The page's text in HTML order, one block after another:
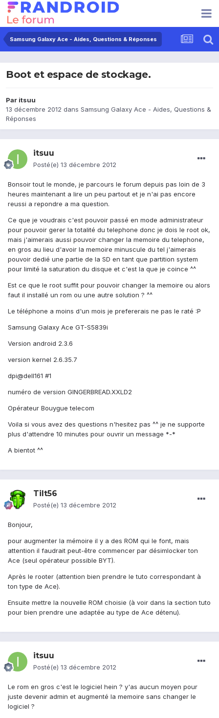
Samsung Galaxy Ace - Aides, Questions & Réponses
Boot et espace de stockage.
Par itsuu
13 décembre 2012 dans Samsung Galaxy Ace - Aides, Questions &
Réponses
itsuu
Posté(e) 13 décembre 2012
Bonsoir tout le monde, je parcours le forum depuis pas loin de 3
heures maintenant a lire un peu partout et je n'ai pas encore
reussi a repondre a ma question.
Ce que je voudrais c'est pouvoir passé en mode administrateur
pour pouvoir gerer la totalité du telephone donc je dois le root ok,
mais j'aimerais aussi pouvoir changer la memoire du telephone,
en gros au lieu d'avoir la memoire minuscule du tel j'aimerais
pouvoir dedié une partie de la SD en tant que partition system
pour limité la saturation du disque et c'est la que je coince ^^
Est ce que le root suffit pour pouvoir changer la memoire ou alors
faut il installé un rom ou une autre solution ? ^^
Le téléphone a moins d'un mois je prefererais ne pas le raté :P
Samsung Galaxy Ace GT-S5839i
Version android 2.3.6
version kernel 2.6.35.7
dpi@dell161 #1
numéro de version GINGERBREAD.XXLD2
Opérateur Bouygue telecom
Voila si vous avez des questions n'hesitez pas ^^ je ne supporte
plus d'attendre 10 minutes pour ouvrir un message *-*
A bientot ^^
Tilt56
Posté(e) 13 décembre 2012
Bonjour,
pour augmenter la mémoire il y a des ROM qui le font, mais
attention il faudrait peut-être commencer par désimlocker ton
Ace (seul opérateur possible BYT).
Après le rooter (attention bien prendre le tuto correspondant à
ton type de Ace).
Ensuite mettre la nouvelle ROM choisie (à voir dans la section tuto
pour bien prendre une adaptée au type de Ace détenu).
itsuu
Posté(e) 13 décembre 2012
Le rom en gros c'est le logiciel hein ? y'as aucun moyen pour
juste devenir admin et augmenté la memoire sans changer le
logiciel ?